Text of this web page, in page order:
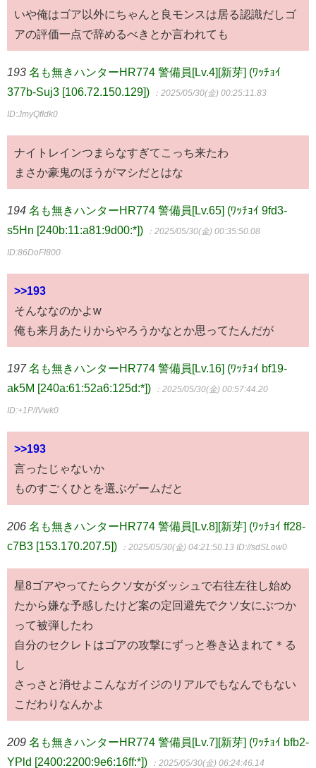
いや俺はゴア以外にちゃんと良モンスは居る認識だしゴ
アの評価一点で辞めるべきとか言われても
193 名も無きハンターHR774 警備員[Lv.4][新芽] (ﾜｯﾁｮｲ
377b-Suj3 [106.72.150.129])
：2025/05/30(金) 00:25:11.83
ID:JmyQfIdk0
ナイトレインつまらなすぎてこっち来たわ
まさか豪鬼のほうがマシだとはな
194 名も無きハンターHR774 警備員[Lv.65] (ﾜｯﾁｮｲ 9fd3-
s5Hn [240b:11:a81:9d00:*])
：2025/05/30(金) 00:35:50.08
ID:86DoFI800
>>193
そんななのかよw
俺も来月あたりからやろうかなとか思ってたんだが
197 名も無きハンターHR774 警備員[Lv.16] (ﾜｯﾁｮｲ bf19-
ak5M [240a:61:52a6:125d:*])
：2025/05/30(金) 00:57:44.20
ID:+1P/IVwk0
>>193
言ったじゃないか
ものすごくひとを選ぶゲームだと
206 名も無きハンターHR774 警備員[Lv.8][新芽] (ﾜｯﾁｮｲ ff28-
c7B3 [153.170.207.5])
：2025/05/30(金) 04:21:50.13 ID://sdSLow0
星8ゴアやってたらクソ女がダッシュで右往左往し始め
たから嫌な予感したけど案の定回避先でクソ女にぶつか
って被弾したわ
自分のセクレトはゴアの攻撃にずっと巻き込まれて＊る
し
さっさと消せよこんなガイジのリアルでもなんでもない
こだわりなんかよ
209 名も無きハンターHR774 警備員[Lv.7][新芽] (ﾜｯﾁｮｲ bfb2-
YPld [2400:2200:9e6:16ff:*])
：2025/05/30(金) 06:24:46.14